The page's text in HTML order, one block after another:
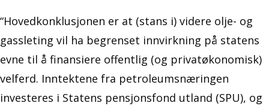
“Hovedkonklusjonen er at (stans i) videre olje- og
gassleting vil ha begrenset innvirkning på statens
evne til å finansiere offentlig (og privatøkonomisk)
velferd. Inntektene fra petroleumsnæringen
investeres i Statens pensjonsfond utland (SPU), og